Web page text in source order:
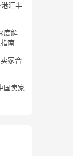
汇丰
度解
南
家合
国卖家